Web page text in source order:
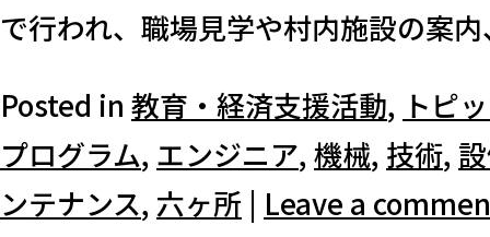
で行われ、職場見学や村内施設の案
Posted in 教育・経済支援活動, トピ
プログラム, エンジニア, 機械, 技術,
ンテナンス, 六ヶ所 | Leave a